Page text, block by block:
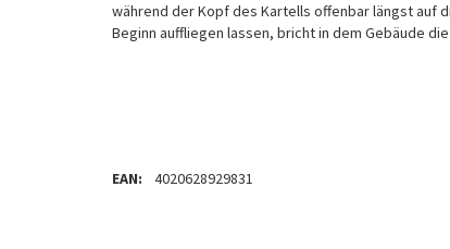
während der Kopf des Kartells offenbar längst auf
Beginn auffliegen lassen, bricht in dem Gebäude
EAN: 4020628929831